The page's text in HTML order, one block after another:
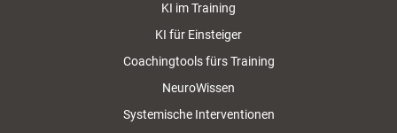
KI im Training
KI für Einsteiger
Coachingtools fürs Training
NeuroWissen
Systemische Interventionen